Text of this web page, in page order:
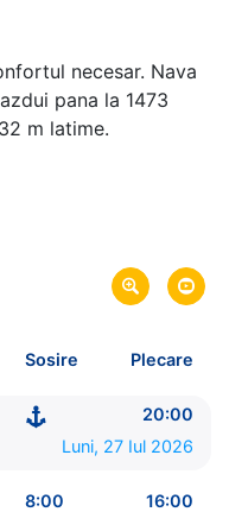
necesar. Nava
pana la 1473
m latime.
-
link oferta
Roma,
Roma, Italia
Sosire Plecare
20:00
Luni, 27 Iul 2026
8:00
16:00